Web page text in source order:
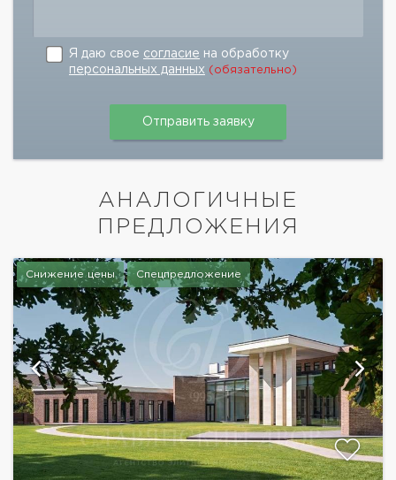
Я даю свое согласие на обработку
персональных данных (обязательно)
АНАЛОГИЧНЫЕ
ПРЕДЛОЖЕНИЯ
Снижение цены Спецпредложение